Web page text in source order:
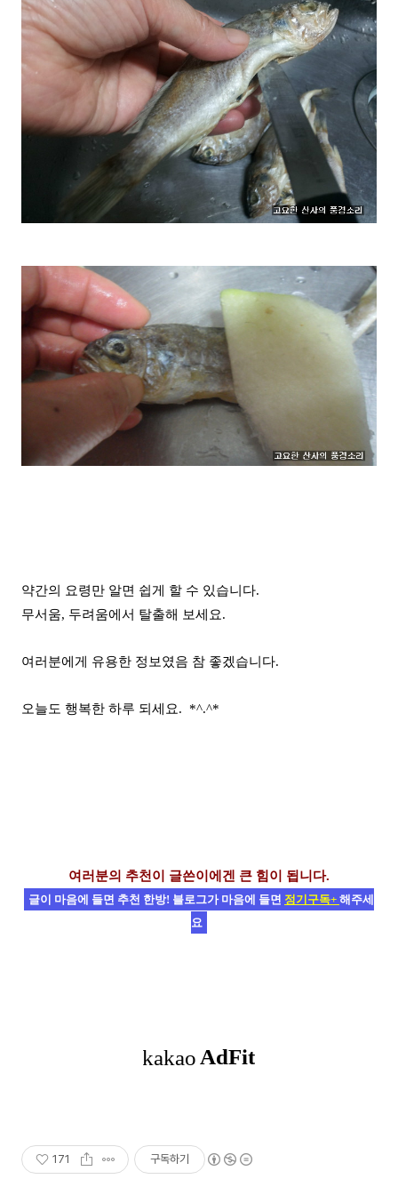
약간의 요령만 알면 쉽게 할 수 있습니다.
무서움, 두려움에서 탈출해 보세요.
여러분에게 유용한 정보였음 참 좋겠습니다.
오늘도 행복한 하루 되세요. *^.^*
여러분의 추천이 글쓴이에겐 큰 힘이 됩니다.
글이 마음에 들면 추천 한방! 블로그가 마음에 들면 정기구독+ 해주세
요
171 구독하기